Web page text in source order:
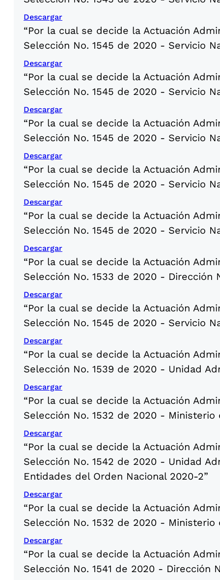
Descargar
“Por la cual se decide la Actuación
Selección No. 1545 de 2020 - Servicio
Descargar
“Por la cual se decide la Actuación
Selección No. 1545 de 2020 - Servicio
Descargar
“Por la cual se decide la Actuación
Selección No. 1545 de 2020 - Servicio
Descargar
“Por la cual se decide la Actuación
Selección No. 1545 de 2020 - Servicio
Descargar
“Por la cual se decide la Actuación
Selección No. 1545 de 2020 - Servicio
Descargar
“Por la cual se decide la Actuación
Selección No. 1533 de 2020 -
Descargar
“Por la cual se decide la Actuación
Selección No. 1545 de 2020 - Servicio
Descargar
“Por la cual se decide la Actuación
Selección No. 1539 de 2020 - Unidad
Descargar
“Por la cual se decide la Actuación
Selección No. 1532 de 2020 -
Descargar
“Por la cual se decide la Actuación
Selección No. 1542 de 2020 - Unidad
Entidades del Orden Nacional 2020-2”
Descargar
“Por la cual se decide la Actuación
Selección No. 1532 de 2020 -
Descargar
“Por la cual se decide la Actuación
Selección No. 1541 de 2020 -